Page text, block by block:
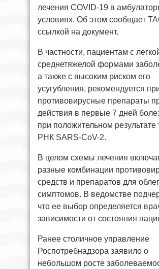
лечения COVID-19 в
условиях. Об этом сообщает
ссылкой на документ.
В частности, пациентам с
среднетяжелой формами
а также с высоким риском его
усугубления, рекомендуется
противовирусные препараты
действия в первые 7 дней
при положительном результате
РНК SARS-CoV-2.
В целом схемы лечения
разные комбинации
средств и препаратов для
симптомов. В ведомстве
что ее выбор определяется
зависимости от состояния
Ранее столичное управление
Роспотребнадзора заявило о
небольшом росте